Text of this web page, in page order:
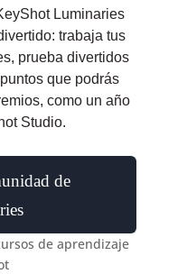
Luminaries
trabaja tus
prueba divertidos
que podrás
como un año
Studio.
de